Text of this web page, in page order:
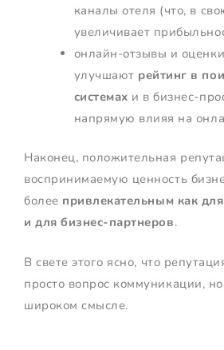
каналы отеля (что, в
увеличивает
онлайн-отзывы и
улучшают рейтинг в
системах и в бизнес-
напрямую влияя на
Наконец, положительная
воспринимаемую ценность
более привлекательным как
и для бизнес-партнеров.
В свете этого ясно, что
просто вопрос коммуникации,
широком смысле.